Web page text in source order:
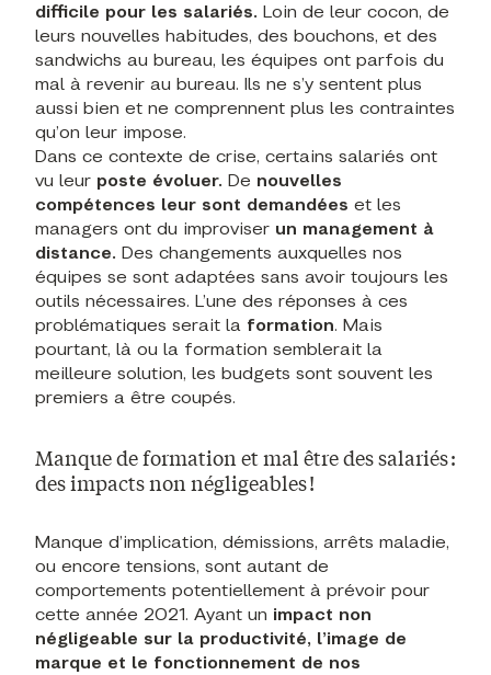
difficile pour les salariés. Loin de leur cocon, de
leurs nouvelles habitudes, des bouchons, et des
sandwichs au bureau, les équipes ont parfois du
mal à revenir au bureau. Ils ne s’y sentent plus
aussi bien et ne comprennent plus les contraintes
qu’on leur impose.
Dans ce contexte de crise, certains salariés ont
vu leur poste évoluer. De nouvelles
compétences leur sont demandées et les
managers ont du improviser un management à
distance. Des changements auxquelles nos
équipes se sont adaptées sans avoir toujours les
outils nécessaires. L’une des réponses à ces
problématiques serait la formation. Mais
pourtant, là ou la formation semblerait la
meilleure solution, les budgets sont souvent les
premiers a être coupés.
Manque de formation et mal être des salariés :
des impacts non négligeables !
Manque d’implication, démissions, arrêts maladie,
ou encore tensions, sont autant de
comportements potentiellement à prévoir pour
cette année 2021. Ayant un impact non
négligeable sur la productivité, l’image de
marque et le fonctionnement de nos